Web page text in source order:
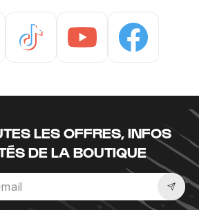
LES OFFRES, INFOS
DE LA BOUTIQUE